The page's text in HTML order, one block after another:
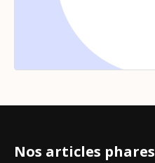
Nos articles phares